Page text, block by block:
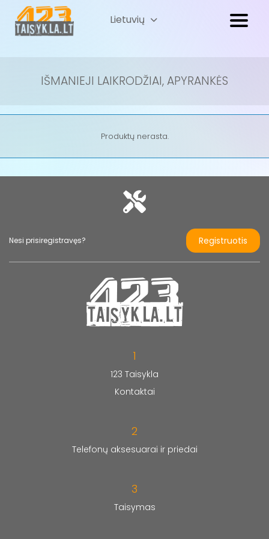
Lietuvių
IŠMANIEJI LAIKRODŽIAI, APYRANKĖS
Produktų nerasta.
Nesi prisiregistravęs? Registruotis
1
123 Taisykla
Kontaktai
2
Telefonų aksesuarai ir priedai
3
Taisymas